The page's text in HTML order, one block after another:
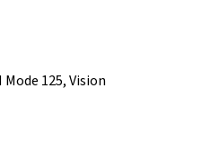
125, Vision